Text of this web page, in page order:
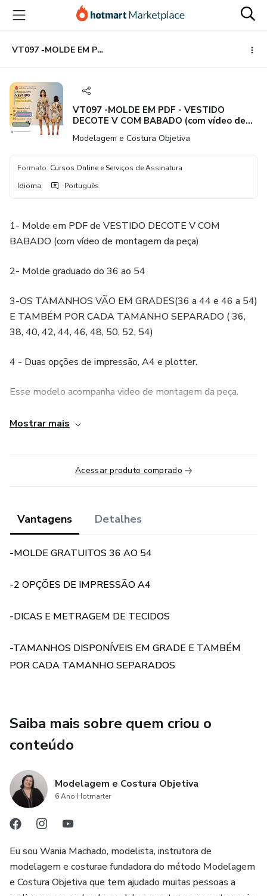
para
conteúdo
principal
para
pagamento
para
rodapé
VT097 -MOLDE EM PDF - VESTIDO DECOTE V COM BABADO (com vídeo de montagem da peça)
VT097 -MOLDE EM PDF - VESTIDO
DECOTE V COM BABADO (com vídeo de
Modelagem e Costura Objetiva
Formato: Cursos Online e Serviços de Assinatura
Idioma: Português
1- Molde em PDF de VESTIDO DECOTE V COM
BABADO (com vídeo de montagem da peça)
2- Molde graduado do 36 ao 54
3-OS TAMANHOS VÃO EM GRADES(36 a 44 e 46 a 54)
E TAMBÉM POR CADA TAMANHO SEPARADO ( 36,
38, 40, 42, 44, 46, 48, 50, 52, 54)
4 - Duas opções de impressão, A4 e plotter.
Esse modelo acompanha video de montagem da peça.
Você encontrará a aula dentro da plataforma junto com os
com o Qr code e link pra você assistir a aula.
real, porém dividido em várias folhas A4, você deve montar
A modelagem é em PDF, não disponibilizamos em outro
recortar.
DETALHE IMPORTANTE: OS ARQUIVOS EM A4
PODEM SER IMPRESSOS EM QUALQUER
JÁ OS ARQUIVOS PRA PLOTTER, SÓ PODEM SER
IMPRESSOS NA IMPRESSORA PLOTTER, NÃO DÁ
Mostrar mais
Acessar produto comprado
Vantagens Detalhes
-MOLDE GRATUITOS 36 AO 54
-2 OPÇÕES DE IMPRESSÃO A4
-DICAS E METRAGEM DE TECIDOS
-TAMANHOS DISPONÍVEIS EM GRADE E TAMBÉM
POR CADA TAMANHO SEPARADOS
Saiba mais sobre quem criou o
conteúdo
Modelagem e Costura Objetiva
6 Ano Hotmarter
Eu sou Wania Machado, modelista, instrutora de
modelagem e costurae fundadora do método Modelagem
e Costura Objetiva que tem ajudado muitas pessoas a